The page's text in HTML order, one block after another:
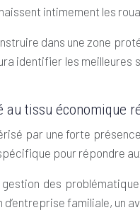
intimement les
dans une zone
identifier les
tissu économique
par une forte
pour répondre
des
familiale, un